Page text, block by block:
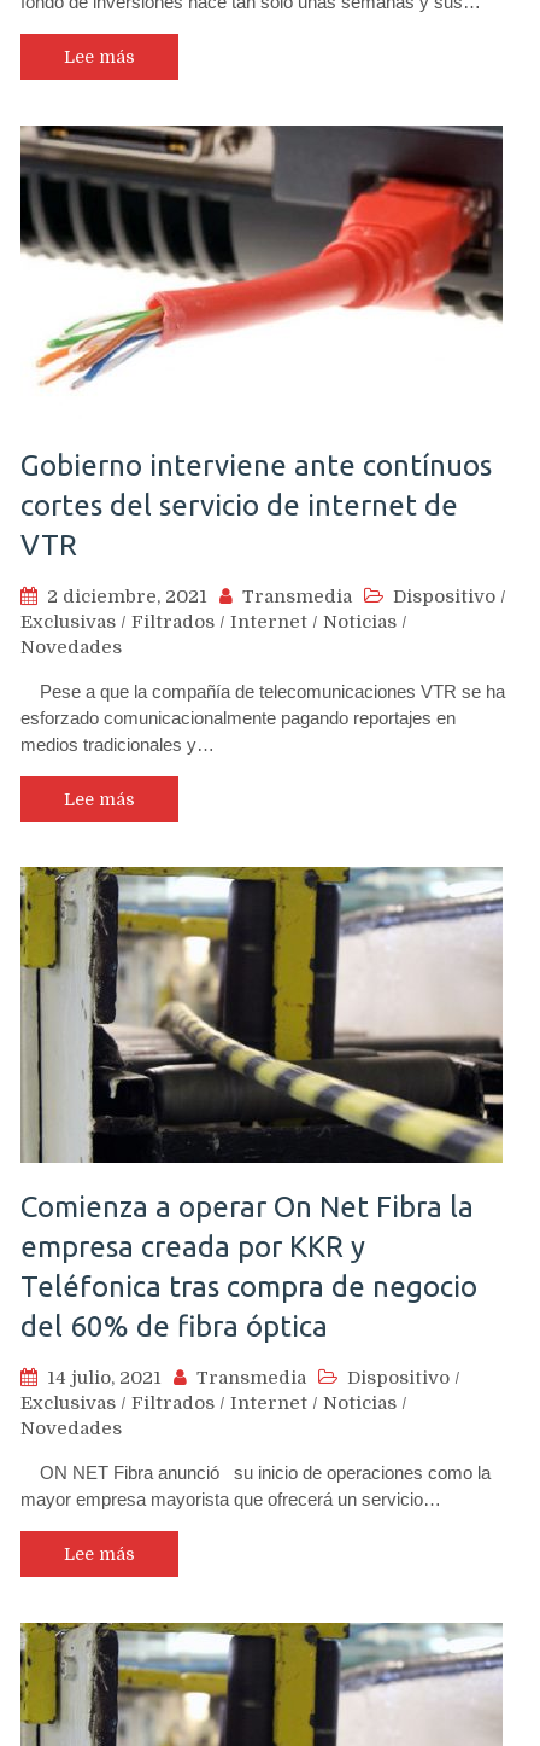
Lee más
Gobierno interviene ante contínuos
cortes del servicio de internet de
VTR
2 diciembre, 2021 Transmedia Dispositivo /
Exclusivas / Filtrados / Internet / Noticias /
Novedades
Pese a que la compañía de telecomunicaciones VTR se ha
esforzado comunicacionalmente pagando reportajes en
medios tradicionales y…
Lee más
Comienza a operar On Net Fibra la
empresa creada por KKR y
Teléfonica tras compra de negocio
del 60% de fibra óptica
14 julio, 2021 Transmedia Dispositivo /
Exclusivas / Filtrados / Internet / Noticias /
Novedades
ON NET Fibra anunció su inicio de operaciones como la
mayor empresa mayorista que ofrecerá un servicio…
Lee más